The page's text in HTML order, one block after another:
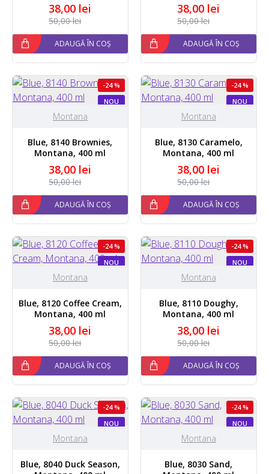
38,00 lei
50,00 lei
ADAUGĂ ÎN COȘ
38,00 lei
50,00 lei
ADAUGĂ ÎN COȘ
NOU
-24 %
Montana
Blue, 8140 Brownies,
Montana, 400 ml
38,00 lei
50,00 lei
ADAUGĂ ÎN COȘ
NOU
-24 %
Montana
Blue, 8130 Caramelo,
Montana, 400 ml
38,00 lei
50,00 lei
ADAUGĂ ÎN COȘ
NOU
-24 %
Montana
Blue, 8120 Coffee Cream,
Montana, 400 ml
38,00 lei
50,00 lei
ADAUGĂ ÎN COȘ
NOU
-24 %
Montana
Blue, 8110 Doughy,
Montana, 400 ml
38,00 lei
50,00 lei
ADAUGĂ ÎN COȘ
NOU
-24 %
Montana
Blue, 8040 Duck Season,
NOU
-24 %
Montana
Blue, 8030 Sand,